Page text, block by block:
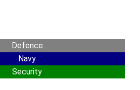
Defence
Navy
Security